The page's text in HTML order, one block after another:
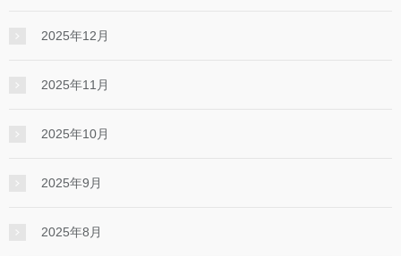
2025年12月
2025年11月
2025年10月
2025年9月
2025年8月